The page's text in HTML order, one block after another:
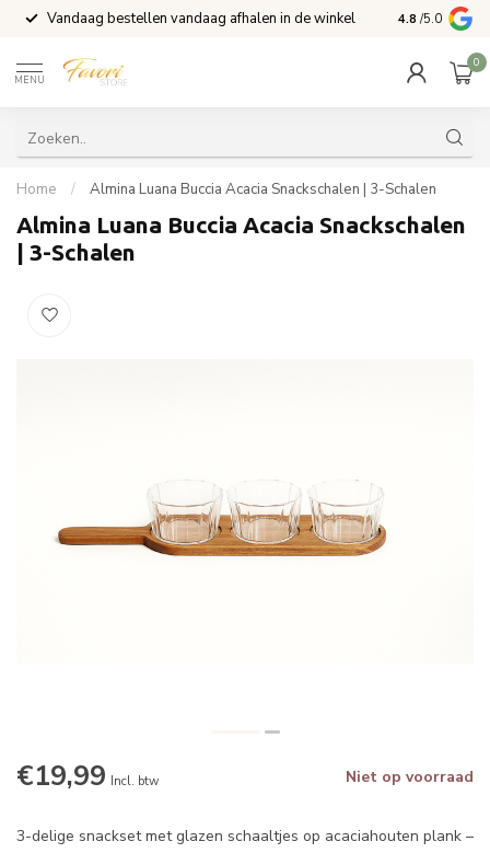
Vandaag bestellen vandaag afhalen in de winkel Voor 15:00
4.8 /5.0
MENU
0
Home / Almina Luana Buccia Acacia Snackschalen | 3-Schalen
Almina Luana Buccia Acacia Snackschalen
| 3-Schalen
€19,99 Incl. btw Niet op voorraad
3-delige snackset met glazen schaaltjes op acaciahouten plank –